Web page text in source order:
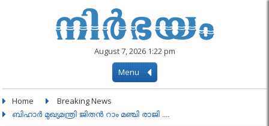
August 7, 2026 1:22 pm
Menu
Home Breaking News
ബിഹാർ മുഖ്യമന്ത്രി ജിതൻ റാം മഞ്ചി രാജി ....